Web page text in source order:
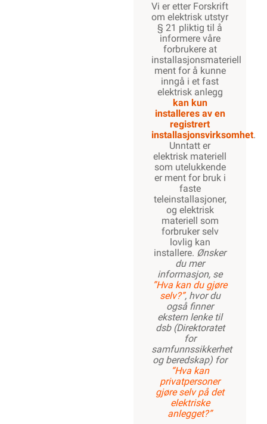
Vi er etter Forskrift
om elektrisk utstyr
§ 21 pliktig til å
informere våre
forbrukere at
installasjonsmateriell
ment for å kunne
inngå i et fast
elektrisk anlegg
kan kun
installeres av en
registrert
installasjonsvirksomhet.
Unntatt er
elektrisk materiell
som utelukkende
er ment for bruk i
faste
teleinstallasjoner,
og elektrisk
materiell som
forbruker selv
lovlig kan
installere. Ønsker
du mer
informasjon, se
”Hva kan du gjøre
selv?”, hvor du
også finner
ekstern lenke til
dsb (Direktoratet
for
samfunnssikkerhet
og beredskap) for
“Hva kan
privatpersoner
gjøre selv på det
elektriske
anlegget?”